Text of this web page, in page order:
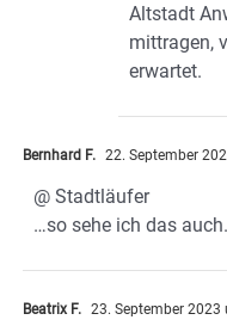
Altstadt
mittragen,
erwartet.
Bernhard F. 22. September
@ Stadtläufer
…so sehe ich das
Beatrix F. 23. September 2023